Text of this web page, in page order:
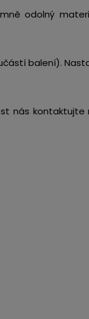
odolný
balení).
nás